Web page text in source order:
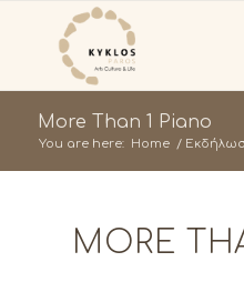
More Than 1 Piano
You are here: Home /
MORE